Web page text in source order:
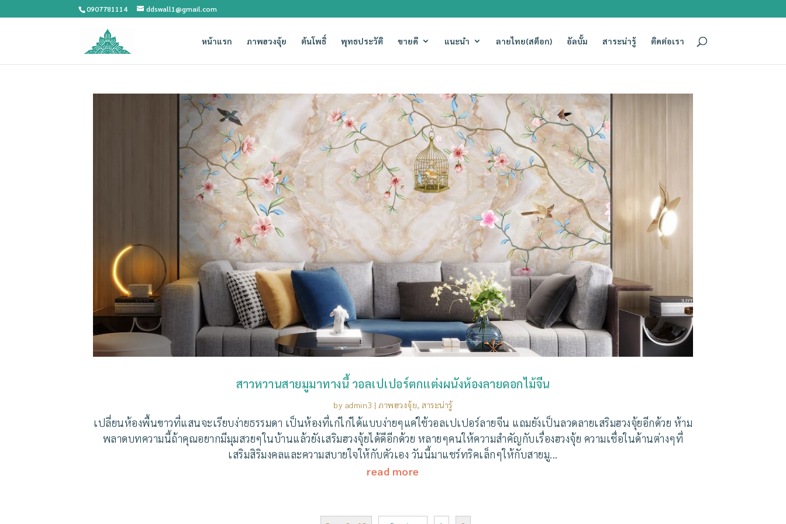
0907781114 ddswall1@gmail.com
หน้าแรก ภาพฮวงจุ้ย ต้นโพธิ์ พุทธประวัติ ขายดี แนะนำ ลายไทย(สต็อก) อัลบั้ม สาระน่ารู้ ติดต่อเรา
สาวหวานสายมูมาทางนี้ วอลเปเปอร์ตกแต่งผนังห้องลายดอกไม้จีน
by admin3 |ภาพฮวงจุ้ย,สาระน่ารู้
เปลี่ยนห้องพื้นขาวที่แสนจะเรียบง่ายธรรมดา เป็นห้องที่เก๋ไก๋ได้แบบง่ายๆแค่ใช้วอลเปเปอร์ลายจีน แถมยังเป็นลวดลายเสริมฮวงจุ้ยอีกด้วย ห้าม
พลาดบทความนี้ถ้าคุณอยากมีมุมสวยๆในบ้านแล้วยังเสริมฮวงจุ้ยได้ดีอีกด้วย หลายๆคนให้ความสำคัญกับเรื่องฮวงจุ้ย ความเชื่อในด้านต่างๆที่
เสริมสิริมงคลและความสบายใจให้กับตัวเอง วันนี้มาแชร์ทริคเล็กๆให้กับสายมู...
read more